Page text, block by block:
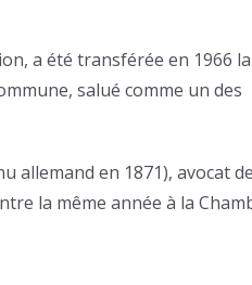
a été transférée en 1966 la
salué comme un des
allemand en 1871), avocat de
la même année à la